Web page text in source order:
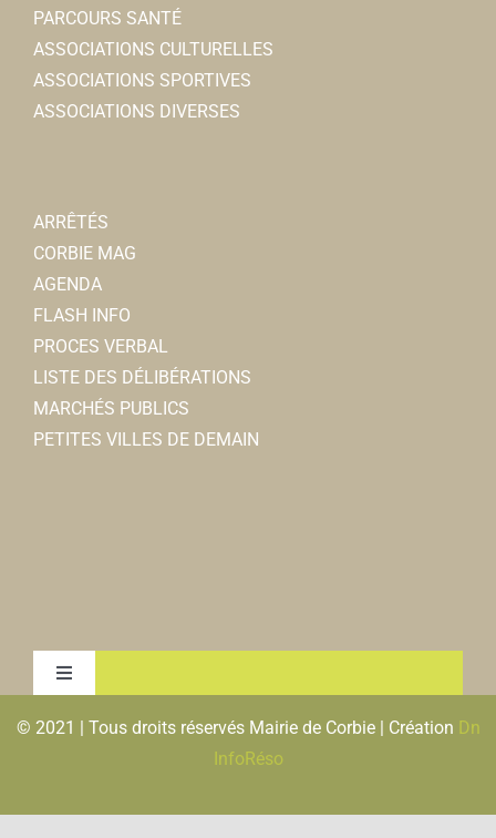
PARCOURS SANTÉ
ASSOCIATIONS CULTURELLES
ASSOCIATIONS SPORTIVES
ASSOCIATIONS DIVERSES
ARRÊTÉS
CORBIE MAG
AGENDA
FLASH INFO
PROCES VERBAL
LISTE DES DÉLIBÉRATIONS
MARCHÉS PUBLICS
PETITES VILLES DE DEMAIN
Toggle
MENTIONS LEGALES & RGPD
© 2021 | Tous droits réservés Mairie de Corbie | Création Dn
InfoRéso